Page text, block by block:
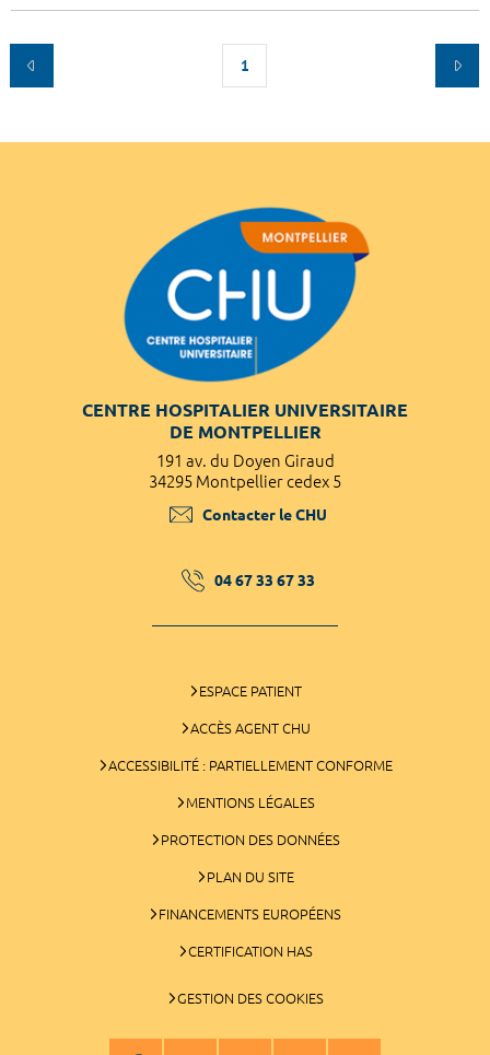
1
CENTRE HOSPITALIER UNIVERSITAIRE
DE MONTPELLIER
191 av. du Doyen Giraud
34295 Montpellier cedex 5
Contacter le CHU
04 67 33 67 33
ESPACE PATIENT
ACCÈS AGENT CHU
ACCESSIBILITÉ : PARTIELLEMENT CONFORME
MENTIONS LÉGALES
PROTECTION DES DONNÉES
PLAN DU SITE
FINANCEMENTS EUROPÉENS
CERTIFICATION HAS
GESTION DES COOKIES